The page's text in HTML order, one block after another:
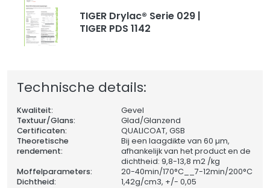
TIGER Drylac® Serie 029 |
TIGER PDS 1142
Technische details:
Kwaliteit:
Gevel
Textuur/Glans:
Glad/Glanzend
Certificaten:
QUALICOAT, GSB
Theoretische
rendement:
Bij een laagdikte van 60 µm,
afhankelijk van het product en de
dichtheid: 9,8-13,8 m2 /kg
Moffelparameters:
20-40min/170°C__7-12min/200°C
Dichtheid:
1,42g/cm3, +/- 0,05